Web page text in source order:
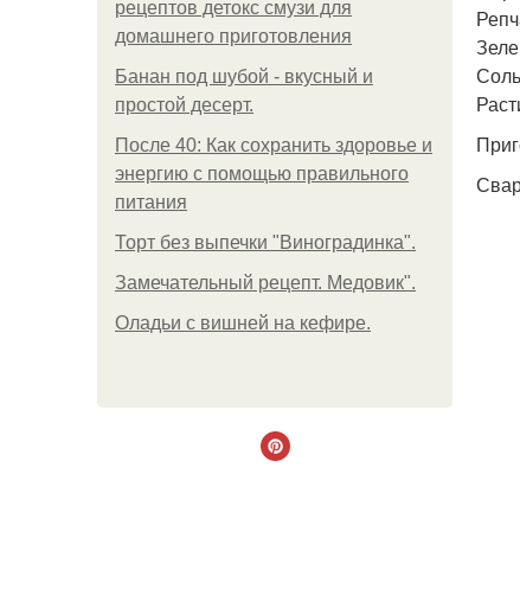
рецептов детокс смузи для
домашнего приготовления
Банан под шубой - вкусный и
простой десерт.
После 40: Как сохранить здоровье и
энергию с помощью правильного
питания
Торт без выпечки "Виноградинка".
Замечательный рецепт. Медовик".
Оладьи с вишней на кефире.